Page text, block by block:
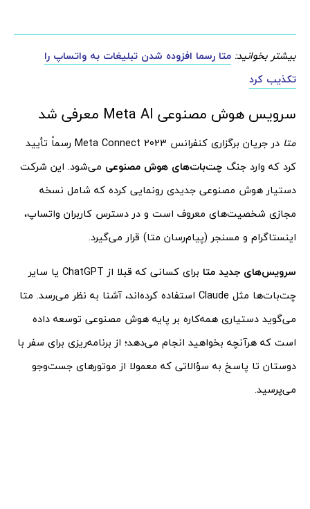
بیشتر بخوانید: متا رسما افزوده شدن تبلیغات به واتساپ را
تکذیب کرد
سرویس هوش مصنوعی Meta AI معرفی شد
متا
در جریان برگزاری کنفرانس Meta Connect 2023 رسماً تأیید
کرد که وارد جنگ چت‌بات‌های هوش مصنوعی می‌شود. این شرکت
دستیار هوش مصنوعی جدیدی رونمایی کرده که شامل نسخه‌
مجازی شخصیت‌های معروف است و در دسترس کاربران واتساپ،
اینستاگرام و مسنجر (پیام‌رسان متا) قرار می‌گیرد.
سرویس‌های جدید متا
برای کسانی که قبلا از ChatGPT یا سایر
چت‌بات‌ها مثل Claude استفاده کرده‌اند، آشنا به نظر می‌رسد. متا
می‌گوید دستیاری همه‌کاره بر پایه‌ هوش مصنوعی توسعه داده
است که هرآنچه بخواهید انجام می‌دهد؛ از برنامه‌ریزی برای سفر با
دوستان تا پاسخ به سؤالاتی که معمولا از موتورهای جست‌و‌جو
می‌پرسید.